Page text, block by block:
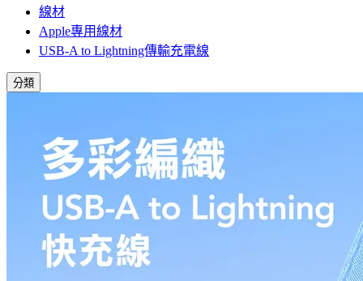
線材
Apple專用線材
USB-A to Lightning傳輸充電線
分類